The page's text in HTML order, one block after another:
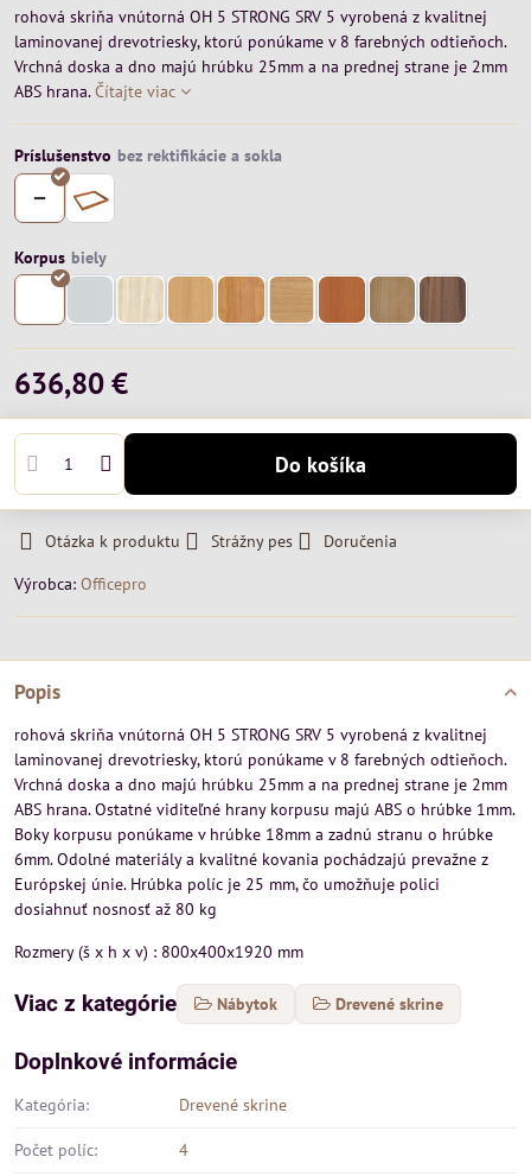
rohová skriňa vnútorná OH 5 STRONG SRV 5 vyrobená z kvalitnej
laminovanej drevotriesky, ktorú ponúkame v 8 farebných odtieňoch.
Vrchná doska a dno majú hrúbku 25mm a na prednej strane je 2mm
ABS hrana.Čítajte viac
Príslušenstvo
Korpus
636,80 €
Do košíka
Otázka k produktu Strážny pes
Doručenia
Výrobca: Officepro
Popis
rohová skriňa vnútorná OH 5 STRONG SRV 5 vyrobená z kvalitnej
laminovanej drevotriesky, ktorú ponúkame v 8 farebných odtieňoch.
Vrchná doska a dno majú hrúbku 25mm a na prednej strane je 2mm
ABS hrana. Ostatné viditeľné hrany korpusu majú ABS o hrúbke 1mm.
Boky korpusu ponúkame v hrúbke 18mm a zadnú stranu o hrúbke
6mm. Odolné materiály a kvalitné kovania pochádzajú prevažne z
Európskej únie. Hrúbka políc je 25 mm, čo umožňuje polici
dosiahnuť nosnosť až 80 kg
Rozmery (š x h x v) : 800x400x1920 mm
Viac z kategórie Nábytok Drevené skrine
Doplnkové informácie
Kategória: Drevené skrine
Počet políc: 4